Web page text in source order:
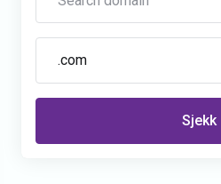
.com
Sjekk